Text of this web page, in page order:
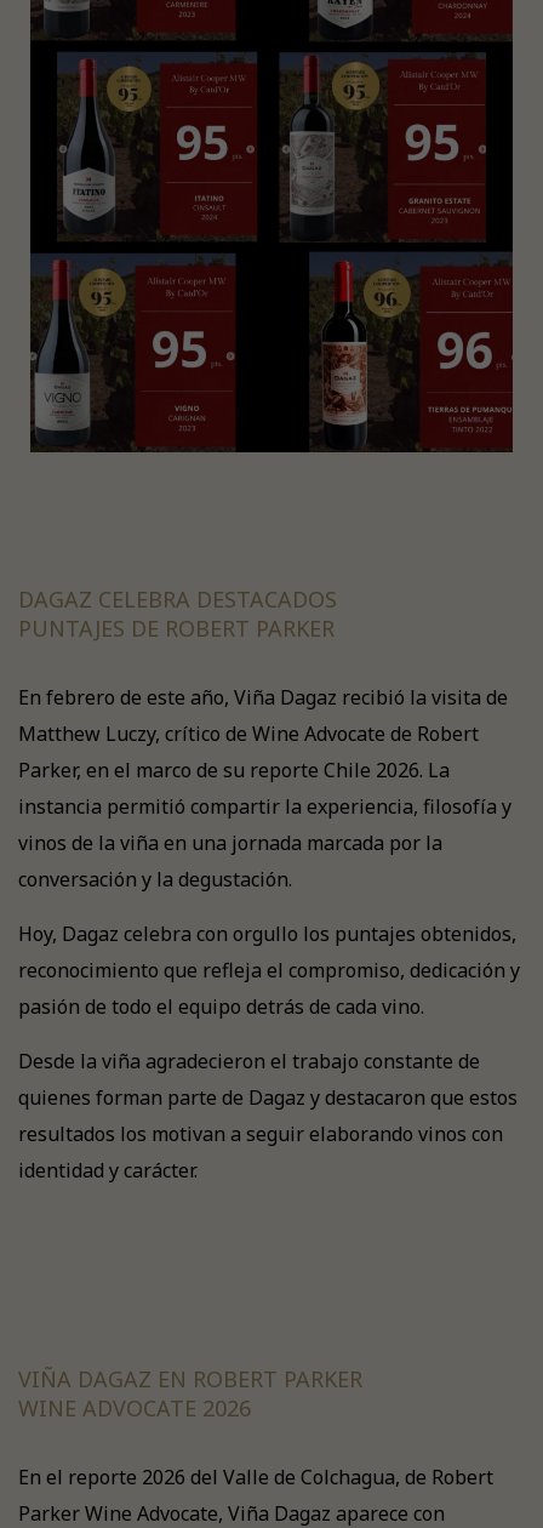
DAGAZ CELEBRA DESTACADOS
PUNTAJES DE ROBERT PARKER
En febrero de este año, Viña Dagaz recibió la visita de
Matthew Luczy, crítico de Wine Advocate de Robert
Parker, en el marco de su reporte Chile 2026. La
instancia permitió compartir la experiencia, filosofía y
vinos de la viña en una jornada marcada por la
conversación y la degustación.
Hoy, Dagaz celebra con orgullo los puntajes obtenidos,
reconocimiento que refleja el compromiso, dedicación y
pasión de todo el equipo detrás de cada vino.
Desde la viña agradecieron el trabajo constante de
quienes forman parte de Dagaz y destacaron que estos
resultados los motivan a seguir elaborando vinos con
identidad y carácter.
VIÑA DAGAZ EN ROBERT PARKER
WINE ADVOCATE 2026
En el reporte 2026 del Valle de Colchagua, de Robert
Parker Wine Advocate, Viña Dagaz aparece con